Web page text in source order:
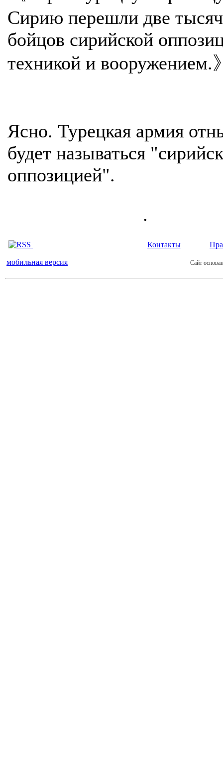
Сирию перешли две
бойцов сирийской
техникой и вооружением.
Ясно. Турецкая армия
будет называться
оппозицией".
.
Контакты
мобильная версия Сайт